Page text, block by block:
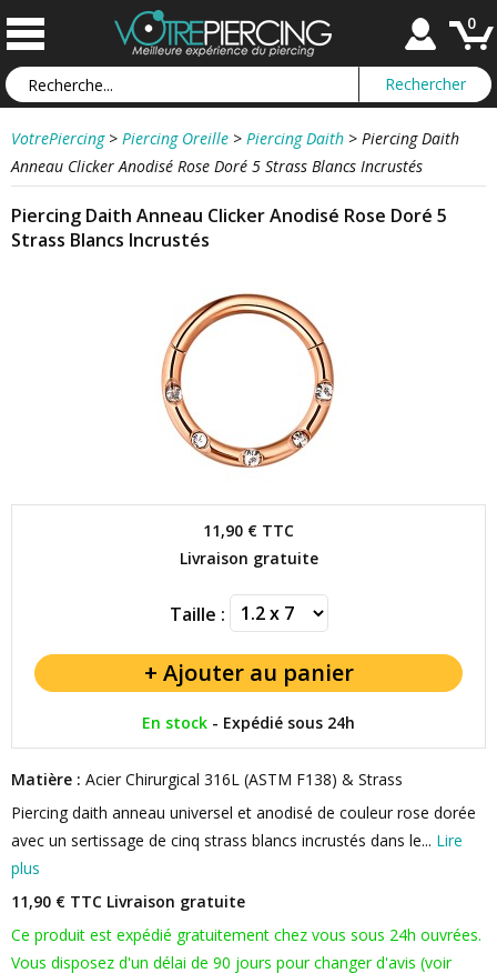
0
VotrePiercing > Piercing Oreille > Piercing Daith > Piercing Daith
Anneau Clicker Anodisé Rose Doré 5 Strass Blancs Incrustés
Piercing Daith Anneau Clicker Anodisé Rose Doré 5
Strass Blancs Incrustés
11,90 € TTC
Livraison gratuite
Taille :
En stock - Expédié sous 24h
Matière : Acier Chirurgical 316L (ASTM F138) & Strass
Piercing daith anneau universel et anodisé de couleur rose dorée
avec un sertissage de cinq strass blancs incrustés dans le... Lire
plus
11,90 € TTC Livraison gratuite
Ce produit est expédié gratuitement chez vous sous 24h ouvrées.
Vous disposez d'un délai de 90 jours pour changer d'avis (voir